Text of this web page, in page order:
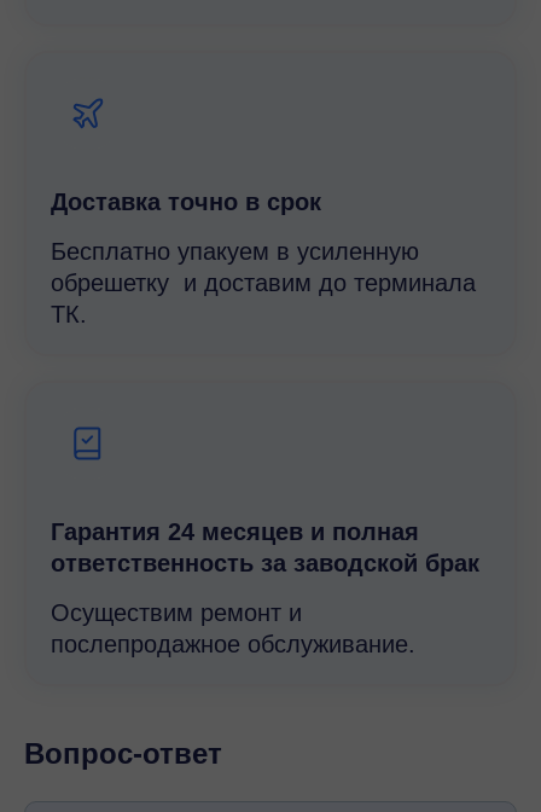
Доставка точно в срок
Бесплатно упакуем в усиленную
обрешетку и доставим до терминала
ТК.
Гарантия 24 месяцев и полная
ответственность за заводской брак
Осуществим ремонт и
послепродажное обслуживание.
Вопрос-ответ